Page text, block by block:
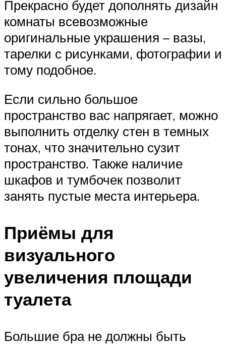
Прекрасно будет дополнять дизайн
комнаты всевозможные
оригинальные украшения – вазы,
тарелки с рисунками, фотографии и
тому подобное.
Если сильно большое
пространство вас напрягает, можно
выполнить отделку стен в темных
тонах, что значительно сузит
пространство. Также наличие
шкафов и тумбочек позволит
занять пустые места интерьера.
Приёмы для
визуального
увеличения площади
туалета
Большие бра не должны быть